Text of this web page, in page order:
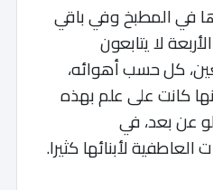
في المطبخ وفي باقي
لا يتابعون
كل حسب أهوائه،
كانت على علم بهذه
عن بعد، في
لأبنائها كثيرا.